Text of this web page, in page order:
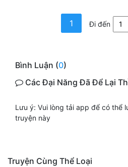
Ngự Thú
Truyện Nam
Truyện Nữ
1 Đi đến
Bình Luận (0)
Các Đại Năng Đã Để Lại
Lưu ý: Vui lòng tải app để có thể
truyện này
Truyện Cùng Thể Loại